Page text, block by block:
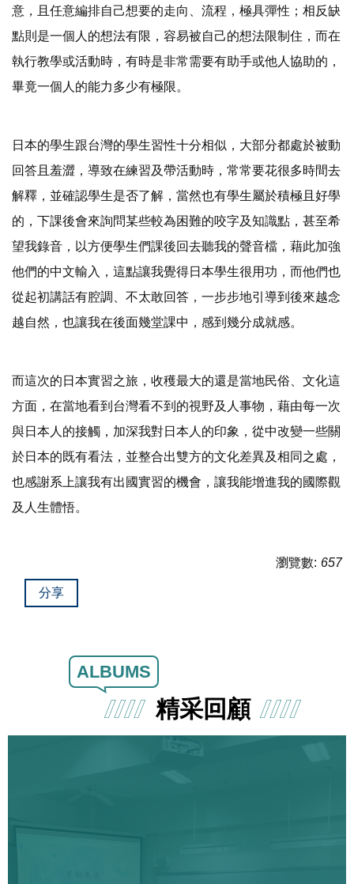
意，且任意編排自己想要的走向、流程，極具彈性；相反缺
點則是一個人的想法有限，容易被自己的想法限制住，而在
執行教學或活動時，有時是非常需要有助手或他人協助的，
畢竟一個人的能力多少有極限。
日本的學生跟台灣的學生習性十分相似，大部分都處於被動
回答且羞澀，導致在練習及帶活動時，常常要花很多時間去
解釋，並確認學生是否了解，當然也有學生屬於積極且好學
的，下課後會來詢問某些較為困難的咬字及知識點，甚至希
望我錄音，以方便學生們課後回去聽我的聲音檔，藉此加強
他們的中文輸入，這點讓我覺得日本學生很用功，而他們也
從起初講話有腔調、不太敢回答，一步步地引導到後來越念
越自然，也讓我在後面幾堂課中，感到幾分成就感。
而這次的日本實習之旅，收穫最大的還是當地民俗、文化這
方面，在當地看到台灣看不到的視野及人事物，藉由每一次
與日本人的接觸，加深我對日本人的印象，從中改變一些關
於日本的既有看法，並整合出雙方的文化差異及相同之處，
也感謝系上讓我有出國實習的機會，讓我能增進我的國際觀
及人生體悟。
瀏覽數: 657
分享
精采回顧
ALBUMS